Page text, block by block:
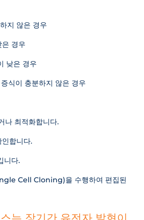
지 않은 경우
경우
낮은 경우
식이 충분하지 않은 경우
나 최적화합니다.
합니다.
니다.
Cell Cloning)을 수행하여 편집된
는 장기간 유전자 발현이